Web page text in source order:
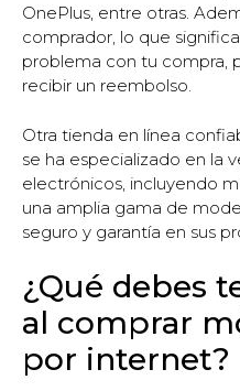
OnePlus, entre otras.
comprador, lo que
problema con tu compra,
recibir un reembolso.
Otra tienda en línea
se ha especializado en la
electrónicos, incluyendo
una amplia gama de
seguro y garantía en sus
¿Qué debes
al comprar
por internet?